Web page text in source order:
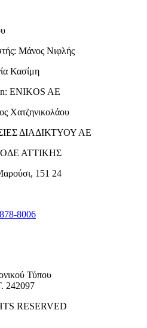
Μάνος Νιφλής
Κασίμη
ENIKOS AE
Χατζηνικολάου
ΔΙΑΔΙΚΤΥΟΥ ΑΕ
ΑΤΤΙΚΗΣ
151 24
8006
Τύπου
242097
RESERVED